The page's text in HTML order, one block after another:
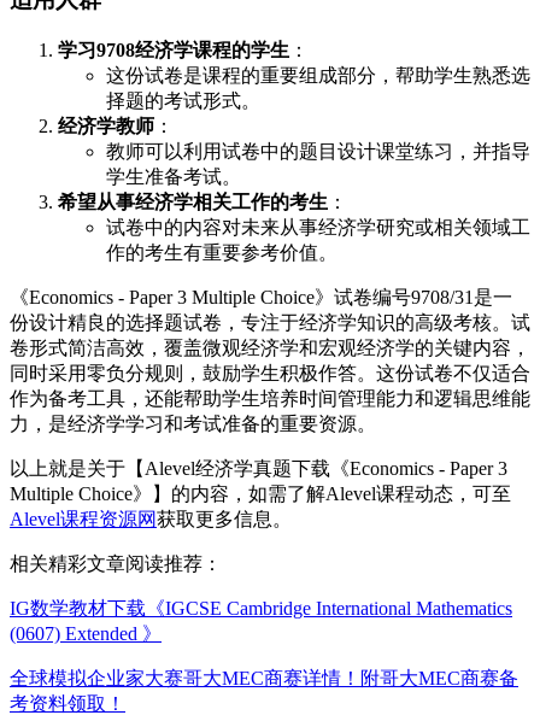
学习9708经济学课程的学生 ：
这份试卷是课程的重要组成部分，帮助学生熟悉选
择题的考试形式。
经济学教师 ：
教师可以利用试卷中的题目设计课堂练习，并指导
学生准备考试。
希望从事经济学相关工作的考生 ：
试卷中的内容对未来从事经济学研究或相关领域工
作的考生有重要参考价值。
《Economics - Paper 3 Multiple Choice》试卷编号9708/31是一
份设计精良的选择题试卷，专注于经济学知识的高级考核。试
卷形式简洁高效，覆盖微观经济学和宏观经济学的关键内容，
同时采用零负分规则，鼓励学生积极作答。这份试卷不仅适合
作为备考工具，还能帮助学生培养时间管理能力和逻辑思维能
力，是经济学学习和考试准备的重要资源。
以上就是关于【Alevel经济学真题下载《Economics - Paper 3
Multiple Choice》】的内容，如需了解Alevel课程动态，可至
Alevel课程资源网获取更多信息。
相关精彩文章阅读推荐：
IG数学教材下载《IGCSE Cambridge International Mathematics
(0607) Extended 》
全球模拟企业家大赛哥大MEC商赛详情！附哥大MEC商赛备
考资料领取！